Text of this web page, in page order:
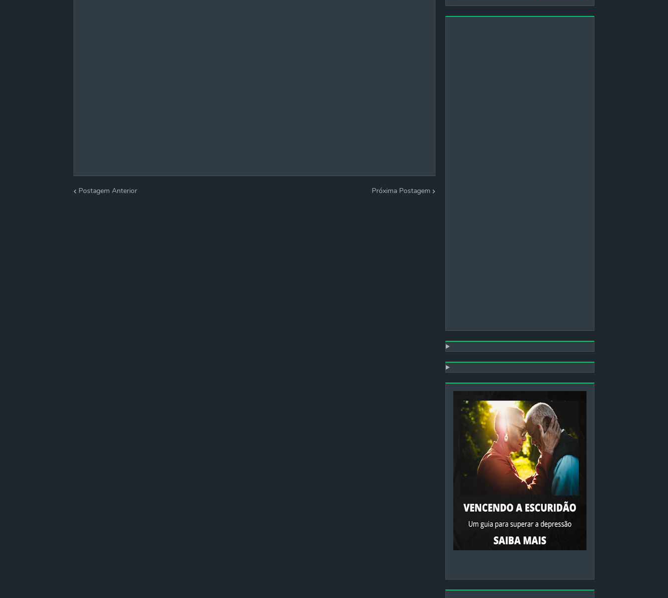
Postagem Anterior Próxima Postagem